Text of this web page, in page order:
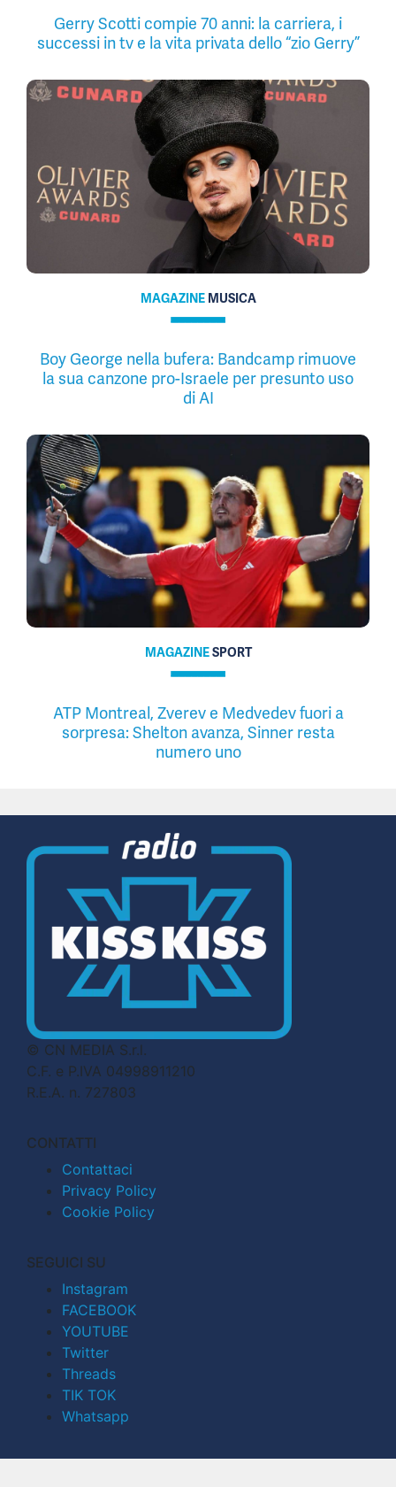
Gerry Scotti compie 70 anni: la carriera, i
successi in tv e la vita privata dello “zio Gerry”
MAGAZINE MUSICA
Boy George nella bufera: Bandcamp rimuove
la sua canzone pro-Israele per presunto uso
di AI
MAGAZINESPORT
ATP Montreal, Zverev e Medvedev fuori a
sorpresa: Shelton avanza, Sinner resta
numero uno
© CN MEDIA S.r.l.
C.F. e P.IVA 04998911210
R.E.A. n. 727803
CONTATTI
Contattaci
Privacy Policy
Cookie Policy
SEGUICI SU
Instagram
FACEBOOK
YOUTUBE
Twitter
Threads
TIK TOK
Whatsapp